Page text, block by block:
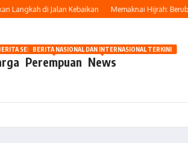
Langkah di Jalan Kebaikan Memaknai Hijrah:
HARI INI
Perempuan
SEPUTAR KECANTIKAN WANITA
News
BERITA NASIONAL DAN INTERNASIONAL TERKINI